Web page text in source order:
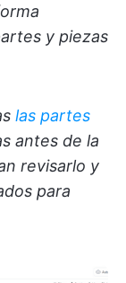
y piezas
las partes
antes de la
revisarlo y
para